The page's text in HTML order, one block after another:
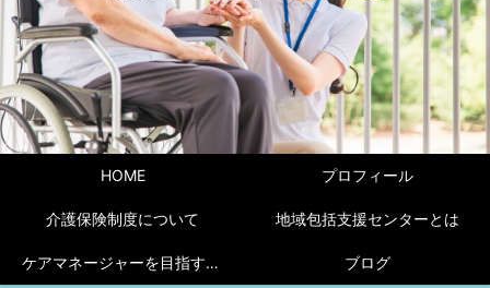
HOME プロフィール
介護保険制度について 地域包括支援センターとは
ケアマネージャーを目指すには！ ブログ